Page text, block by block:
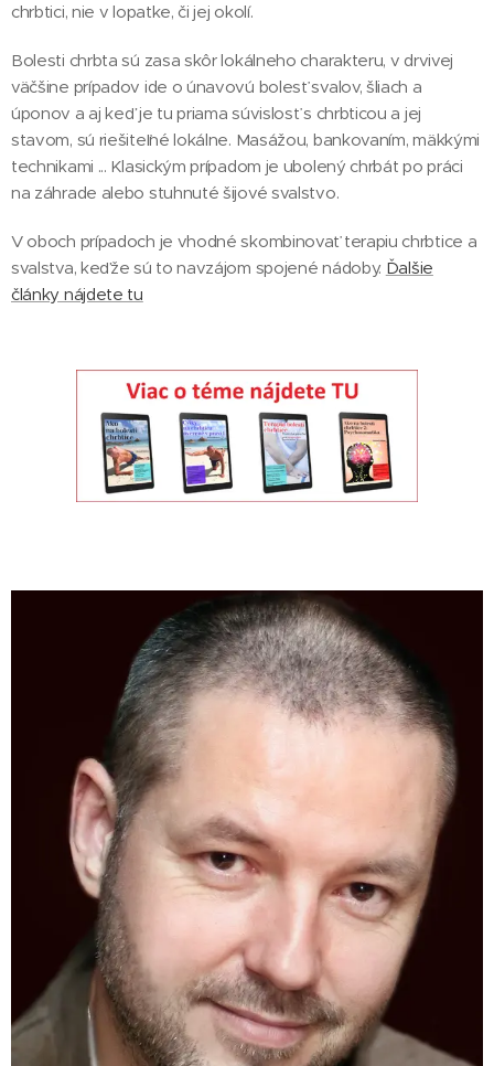
chrbtici, nie v lopatke, či jej okolí.
Bolesti chrbta sú zasa skôr lokálneho charakteru, v drvivej
väčšine prípadov ide o únavovú bolesť svalov, šliach a
úponov a aj keď je tu priama súvislosť s chrbticou a jej
stavom, sú riešiteľné lokálne. Masážou, bankovaním, mäkkými
technikami ... Klasickým prípadom je ubolený chrbát po práci
na záhrade alebo stuhnuté šijové svalstvo.
V oboch prípadoch je vhodné skombinovať terapiu chrbtice a
svalstva, keďže sú to navzájom spojené nádoby. Ďalšie
články nájdete tu